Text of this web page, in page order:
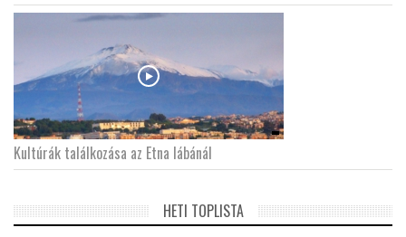
Kultúrák találkozása az Etna lábánál
HETI TOPLISTA